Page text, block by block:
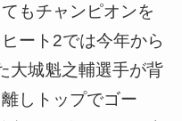
もチャンピオンを
ート2では今年から
大城魁之輔選手が背
しトップでゴー